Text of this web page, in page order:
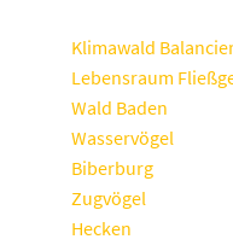
Klimawald
Lebensraum
Wald Baden
Wasservögel
Biberburg
Zugvögel
Hecken